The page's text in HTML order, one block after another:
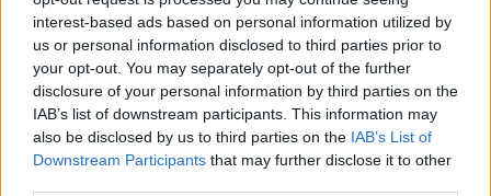
interest-based ads based on personal information utilized by
us or personal information disclosed to third parties prior to
your opt-out. You may separately opt-out of the further
disclosure of your personal information by third parties on the
IAB’s list of downstream participants. This information may
also be disclosed by us to third parties on the IAB’s List of
Downstream Participants that may further disclose it to other
Verso il 2026: nuovi racconti e nuove esperienze
Con l’anno di operatività alle porte, BAZR guarda già al
futuro. Le prossime mosse punteranno su una
narrazione personalizzata del prodotto, calibrata su
diversi target e canali. “Ci sarà una campagna dal